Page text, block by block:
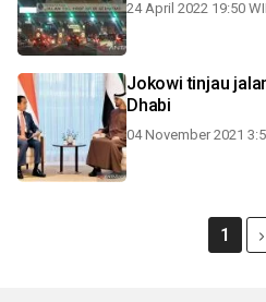
24 April 2022 19:50
Jokowi tinjau
Dhabi
04 November 2021
1